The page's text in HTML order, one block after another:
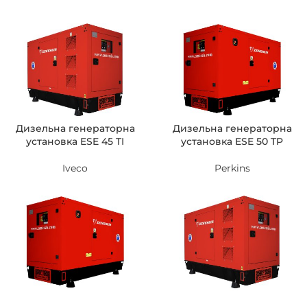
Дизельна генераторна
установка ESE 45 TI
Iveco
Дизельна генераторна
установка ESE 50 TP
Perkins